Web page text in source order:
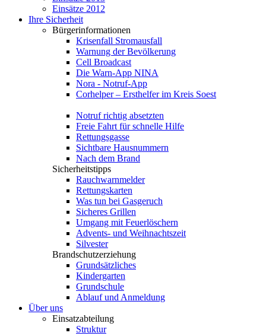
Einsätze 2012
Ihre Sicherheit
Bürgerinformationen
Krisenfall Stromausfall
Warnung der Bevölkerung
Cell Broadcast
Die Warn-App NINA
Nora - Notruf-App
Corhelper – Ersthelfer im Kreis Soest
Notruf richtig absetzten
Freie Fahrt für schnelle Hilfe
Rettungsgasse
Sichtbare Hausnummern
Nach dem Brand
Sicherheitstipps
Rauchwarnmelder
Rettungskarten
Was tun bei Gasgeruch
Sicheres Grillen
Umgang mit Feuerlöschern
Advents- und Weihnachtszeit
Silvester
Brandschutzerziehung
Grundsätzliches
Kindergarten
Grundschule
Ablauf und Anmeldung
Über uns
Einsatzabteilung
Struktur